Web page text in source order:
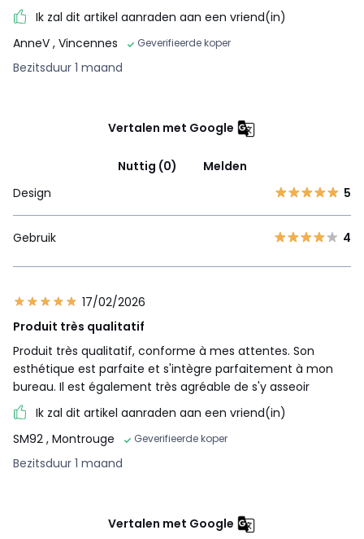
Ik zal dit artikel aanraden aan een vriend(in)
AnneV , Vincennes Geverifieerde koper
Bezitsduur 1 maand
Vertalen met Google
Nuttig (0)
Melden
Design
5
Gebruik 4
17/02/2026
Produit très qualitatif
Produit très qualitatif, conforme à mes attentes. Son
esthétique est parfaite et s'intègre parfaitement à mon
bureau. Il est également très agréable de s'y asseoir
Ik zal dit artikel aanraden aan een vriend(in)
SM92 , Montrouge Geverifieerde koper
Bezitsduur 1 maand
Vertalen met Google